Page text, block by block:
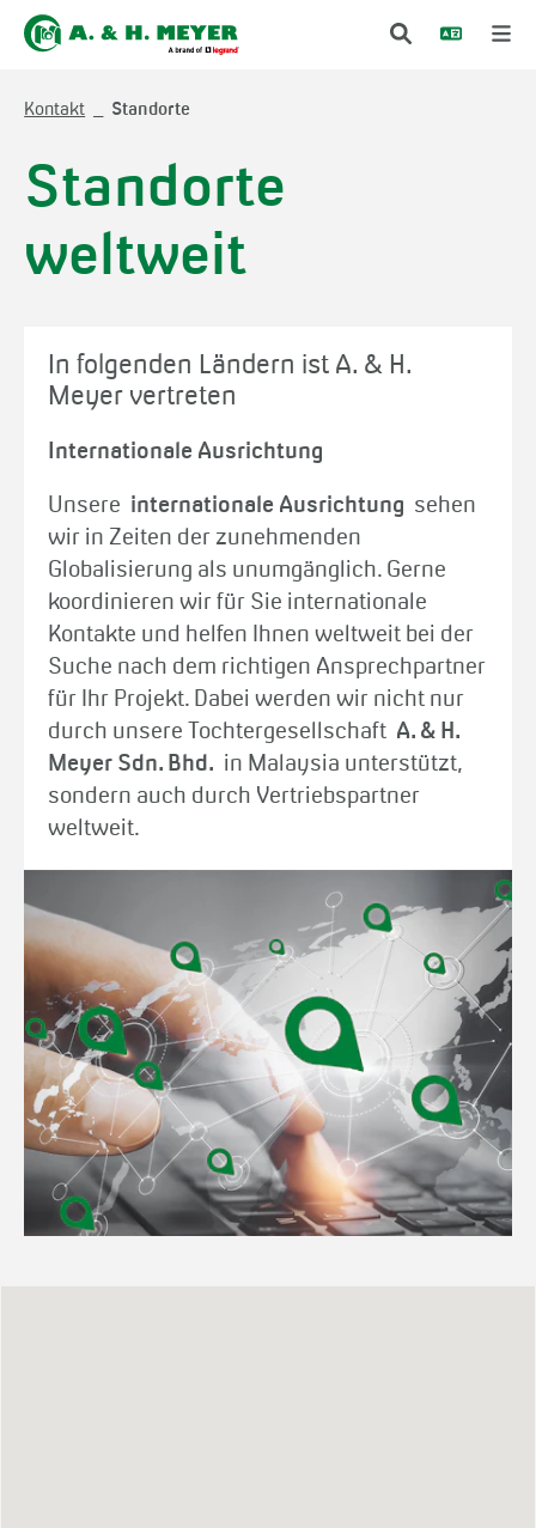
Kontakt Standorte
Standorte
weltweit
In folgenden Ländern ist A. & H.
Meyer vertreten
Internationale Ausrichtung
Unsere internationale Ausrichtung sehen
wir in Zeiten der zunehmenden
Globalisierung als unumgänglich. Gerne
koordinieren wir für Sie internationale
Kontakte und helfen Ihnen weltweit bei der
Suche nach dem richtigen Ansprechpartner
für Ihr Projekt. Dabei werden wir nicht nur
durch unsere Tochtergesellschaft A. & H.
Meyer Sdn. Bhd. in Malaysia unterstützt,
sondern auch durch Vertriebspartner
weltweit.